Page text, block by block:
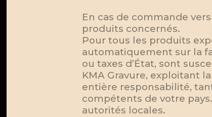
En cas de commande
produits concernés.
Pour tous les produits
automatiquement sur la
ou taxes d’État, sont
KMA Gravure, exploitant
entière responsabilité,
compétents de votre
autorités locales.